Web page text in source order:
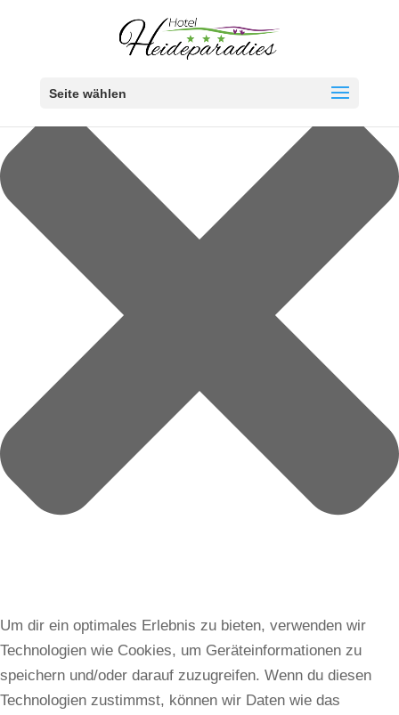
Um dir ein optimales Erlebnis zu bieten, verwenden wir
Technologien wie Cookies, um Geräteinformationen zu
speichern und/oder darauf zuzugreifen. Wenn du diesen
Technologien zustimmst, können wir Daten wie das
Seite wählen